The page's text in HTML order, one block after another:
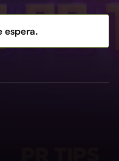
espera.